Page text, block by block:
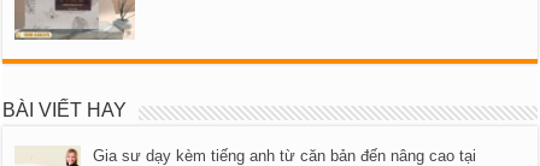
BÀI VIẾT HAY
Gia sư dạy kèm tiếng anh từ căn bản đến nâng cao tại